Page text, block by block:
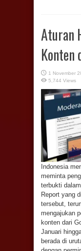
Aturan
Konten
1 November
5,744 Views
Indonesia
meminta
terbukti
Report yang
tersebut,
mengajukan
konten dari
Januari
berada di